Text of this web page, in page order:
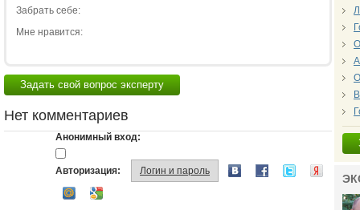
Забрать себе:
Мне нравится:
Задать свой вопрос эксперту
Нет комментариев
Анонимный вход:
Авторизация: Логин и пароль